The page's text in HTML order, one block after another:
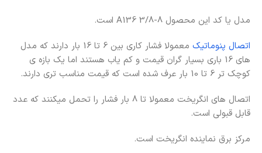
مدل یا کد این محصول A136 3/8-8 است.
اتصال پنوماتیک
معمولا فشار کاری بین 6 تا 16 بار دارند که مدل
های 16 باری بسیار گران قیمت و کم یاب هستند اما یک بازه ی
کوچک تر 6 تا 10 بار عرف شده است که قیمت مناسب تری دارند.
اتصال های انگریخت معمولا تا 8 بار فشار را تحمل میکنند که عدد
قابل قبولی است.
مرکز برق نماینده انگریخت است.